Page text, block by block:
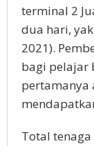
terminal 2
dua hari,
2021).
bagi pelajar
pertamanya
Total